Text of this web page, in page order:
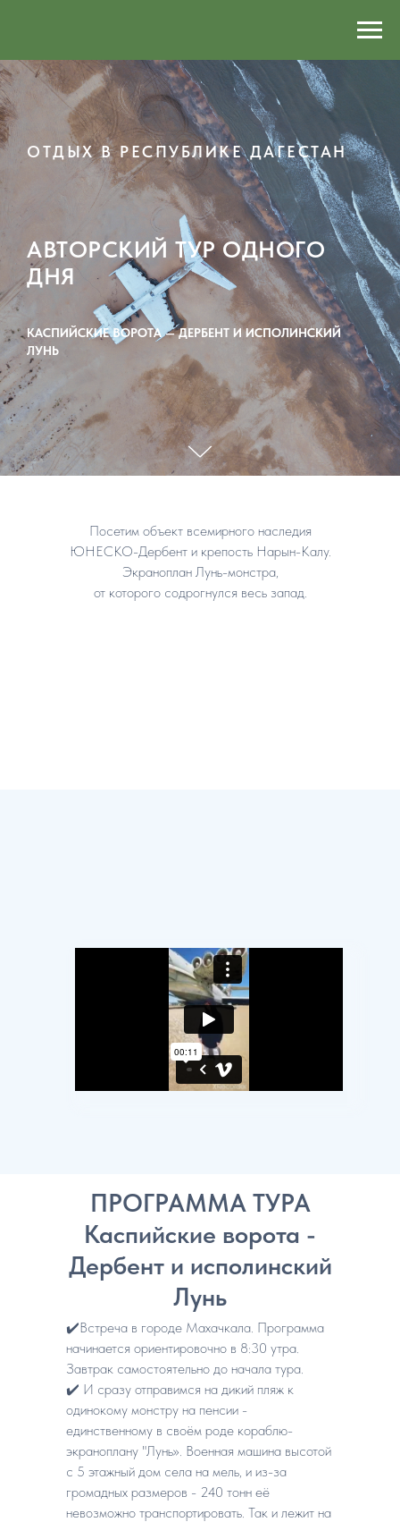
ОТДЫХ В РЕСПУБЛИКЕ ДАГЕСТАН
АВТОРСКИЙ ТУР ОДНОГО
ДНЯ
КАСПИЙСКИЕ ВОРОТА — ДЕРБЕНТ И ИСПОЛИНСКИЙ
ЛУНЬ
Посетим объект всемирного наследия
ЮНЕСКО-Дербент и крепость Нарын-Калу.
Экраноплан Лунь-монстра,
от которого содрогнулся весь запад.
Каспийские ворота -
Дербент и исполинский
Лунь
✔️Встреча в городе Махачкала. Программа
начинается ориентировочно в 8:30 утра.
Завтрак самостоятельно до начала тура.
✔️ И сразу отправимся на дикий пляж к
одинокому монстру на пенсии -
единственному в своём роде кораблю-
экраноплану "Лунь». Военная машина высотой
с 5 этажный дом села на мель, и из-за
громадных размеров - 240 тонн её
невозможно транспортировать. Так и лежит на
ПРОГРАММА ТУРА